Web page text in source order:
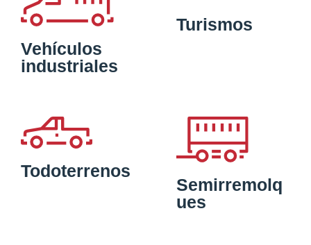
Vehículos
industriales
Turismos
Todoterrenos
Semirremolq
ues